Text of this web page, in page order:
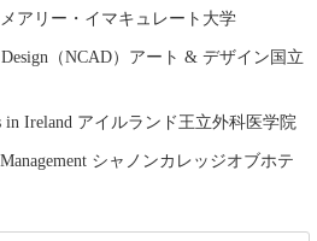
メアリー・イマキュレート大学
（NCAD）アート & デザイン国立
in Ireland アイルランド王立外科医学院
シャノンカレッジオブホテ